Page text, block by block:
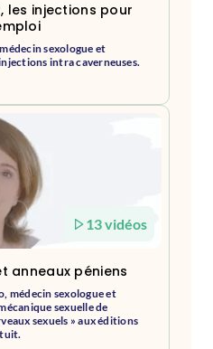
les injections pour
sexologue et
intra caverneuses.
13 vidéos
anneaux péniens
médecin sexologue et
sexuelle de
sexuels » aux éditions